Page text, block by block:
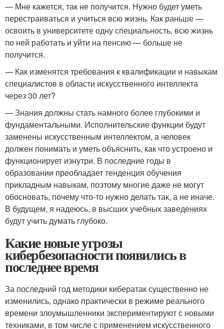
— Мне кажется, так не получится. Нужно будет уметь
перестраиваться и учиться всю жизнь. Как раньше —
освоить в университете одну специальность, всю жизнь
по ней работать и уйти на пенсию — больше не
получится.
— Как изменятся требования к квалификации и навыкам
специалистов в области искусственного интеллекта
через 30 лет?
— Знания должны стать намного более глубокими и
фундаментальными. Исполнительские функции будут
заменены искусственным интеллектом, а человек
должен понимать и уметь объяснить, как что устроено и
функционирует изнутри. В последние годы в
образовании преобладает тенденция обучения
прикладным навыкам, поэтому многие даже не могут
обосновать, почему что-то нужно делать так, а не иначе.
В будущем, я надеюсь, в высших учебных заведениях
будут учить думать глубоко.
Какие новые угрозы
кибербезопасности появились в
последнее время
За последний год методики кибератак существенно не
изменились, однако практически в режиме реального
времени злоумышленники экспериментируют с новыми
техниками, в том числе с применением искусственного